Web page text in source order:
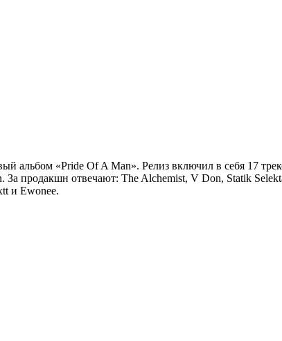
альбом «Pride Of A Man». Релиз включил в себя 17
продакшн отвечают: The Alchemist, V Don, Statik
и Ewonee.